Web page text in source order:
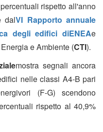
rispetto all'anno
dalVI Rapporto annuale
degli edifici diENEAe
e Ambiente (CTI).
mostra segnali ancora
nelle classi A4-B pari
(F-G) scendono
rispetto al 40,9%